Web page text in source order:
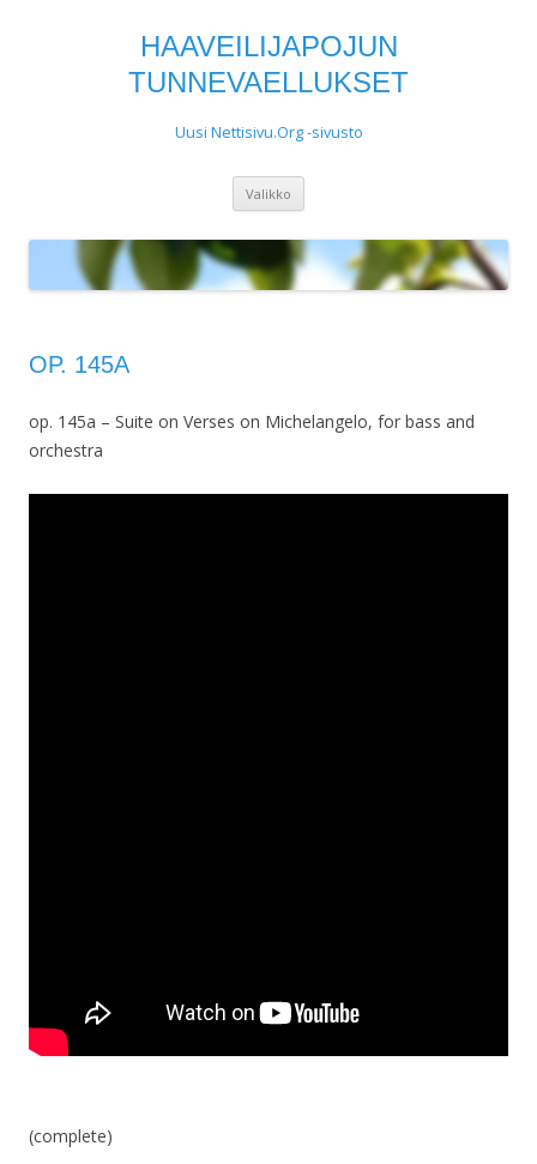
HAAVEILIJAPOJUN
TUNNEVAELLUKSET
Uusi Nettisivu.Org -sivusto
Valikko
OP. 145A
op. 145a – Suite on Verses on Michelangelo, for bass and
orchestra
(complete)